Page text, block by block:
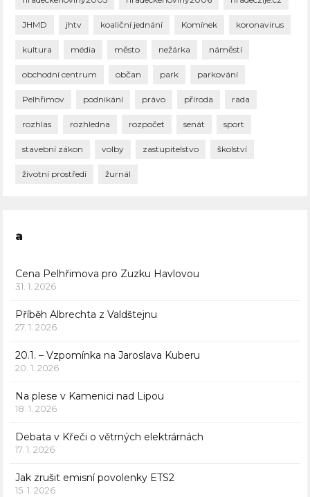
JHMD jhtv koaliční jednání Komínek koronavirus
kultura média město nežárka náměstí
obchodní centrum občan park parkování
Pelhřimov podnikání právo příroda rada
rozhlas rozhledna rozpočet senát sport
stavební zákon volby zastupitelstvo školství
životní prostředí žurnál
a
Cena Pelhřimova pro Zuzku Havlovou
31. 1. 2026
Příběh Albrechta z Valdštejnu
27. 1. 2026
20.1. – Vzpomínka na Jaroslava Kuberu
20. 1. 2026
Na plese v Kamenici nad Lipou
18. 1. 2026
Debata v Křeči o větrných elektrárnách
17. 1. 2026
Jak zrušit emisní povolenky ETS2
15. 1. 2026